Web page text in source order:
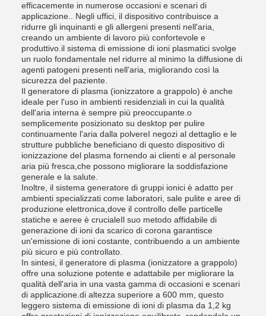
efficacemente in numerose occasioni e scenari di
applicazione.. Negli uffici, il dispositivo contribuisce a
ridurre gli inquinanti e gli allergeni presenti nell'aria,
creando un ambiente di lavoro più confortevole e
produttivo.il sistema di emissione di ioni plasmatici svolge
un ruolo fondamentale nel ridurre al minimo la diffusione di
agenti patogeni presenti nell'aria, migliorando così la
sicurezza del paziente.
Il generatore di plasma (ionizzatore a grappolo) è anche
ideale per l'uso in ambienti residenziali in cui la qualità
dell'aria interna è sempre più preoccupante.o
semplicemente posizionato su desktop per pulire
continuamente l'aria dalla polvereI negozi al dettaglio e le
strutture pubbliche beneficiano di questo dispositivo di
ionizzazione del plasma fornendo ai clienti e al personale
aria più fresca,che possono migliorare la soddisfazione
generale e la salute.
Inoltre, il sistema generatore di gruppi ionici è adatto per
ambienti specializzati come laboratori, sale pulite e aree di
produzione elettronica,dove il controllo delle particelle
statiche e aeree è crucialeIl suo metodo affidabile di
generazione di ioni da scarico di corona garantisce
un'emissione di ioni costante, contribuendo a un ambiente
più sicuro e più controllato.
In sintesi, il generatore di plasma (ionizzatore a grappolo)
offre una soluzione potente e adattabile per migliorare la
qualità dell'aria in una vasta gamma di occasioni e scenari
di applicazione.di altezza superiore a 600 mm, questo
leggero sistema di emissione di ioni di plasma da 1,2 kg